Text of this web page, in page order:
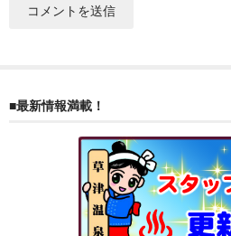
■最新情報満載！